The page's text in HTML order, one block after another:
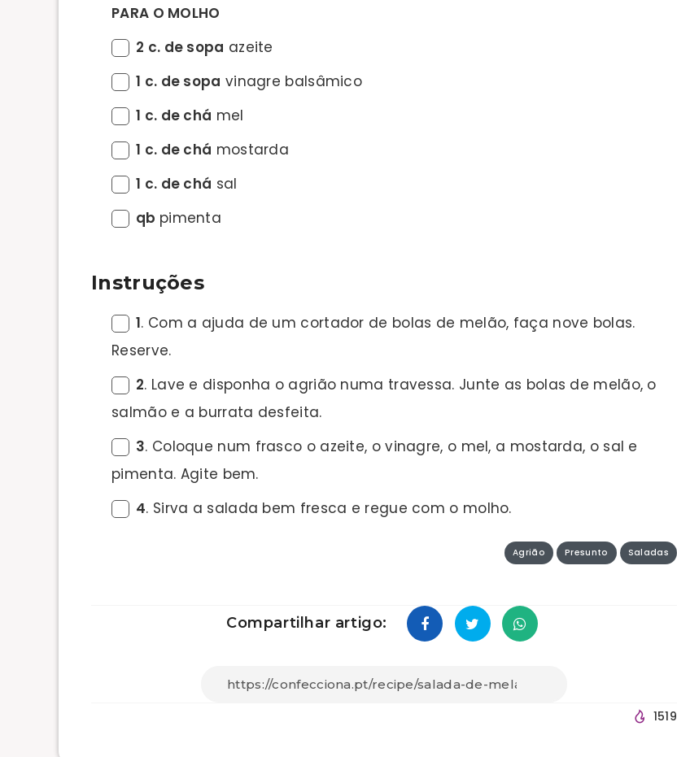
PARA O MOLHO
2 c. de sopa azeite
1 c. de sopa vinagre balsâmico
1 c. de chá mel
1 c. de chá mostarda
1 c. de chá sal
qb pimenta
Instruções
1. Com a ajuda de um cortador de bolas de melão, faça nove bolas.
Reserve.
2. Lave e disponha o agrião numa travessa. Junte as bolas de melão, o
salmão e a burrata desfeita.
3. Coloque num frasco o azeite, o vinagre, o mel, a mostarda, o sal e
pimenta. Agite bem.
4. Sirva a salada bem fresca e regue com o molho.
Agrião Presunto Saladas
Compartilhar artigo:
1519